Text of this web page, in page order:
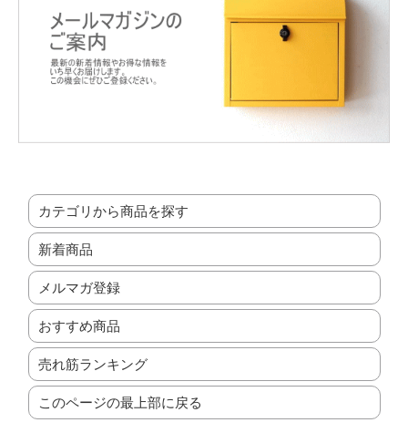
カテゴリから商品を探す
新着商品
メルマガ登録
おすすめ商品
売れ筋ランキング
このページの最上部に戻る